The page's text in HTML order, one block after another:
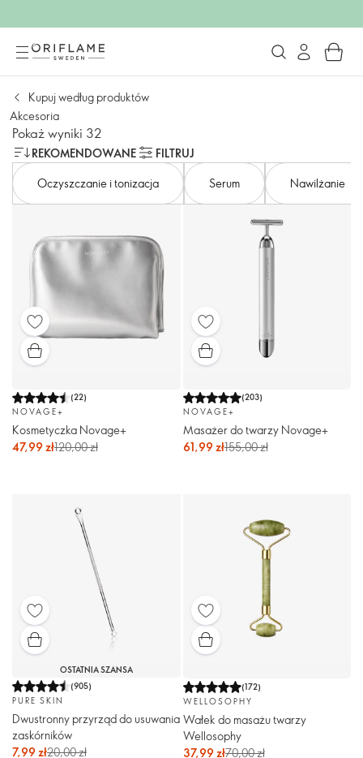
Kupuj według produktów
Akcesoria
Pokaż wyniki 32
REKOMENDOWANE
FILTRUJ
Oczyszczanie i tonizacja
Serum Nawilżanie
(22)
NOVAGE+
Kosmetyczka Novage+
47,99 zł120,00 zł
(203)
NOVAGE+
Masażer do twarzy Novage+
61,99 zł155,00 zł
OSTATNIA SZANSA
(905)
PURE SKIN
Dwustronny przyrząd do usuwania
zaskórników
7,99 zł20,00 zł
(172)
WELLOSOPHY
Wałek do masażu twarzy
Wellosophy
37,99 zł70,00 zł